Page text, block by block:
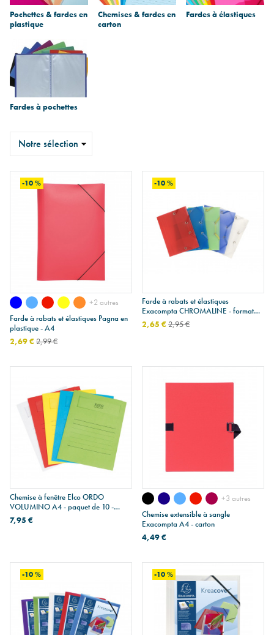
Pochettes & fardes en
plastique
Chemises & fardes en
carton
Fardes à élastiques
Fardes à pochettes
-10 %
+2 autres
Farde à rabats et élastiques Pagna en
plastique - A4
2,69 €2,99 €
-10 %
Farde à rabats et élastiques
Exacompta CHROMALINE - format
pocket 12 x 16 cm
2,65 €2,95 €
Chemise à fenêtre Elco ORDO
VOLUMINO A4 - paquet de 10 -
assortiment de couleurs
7,95 €
+3 autres
Chemise extensible à sangle
Exacompta A4 - carton
4,49 €
-10 % -10 %